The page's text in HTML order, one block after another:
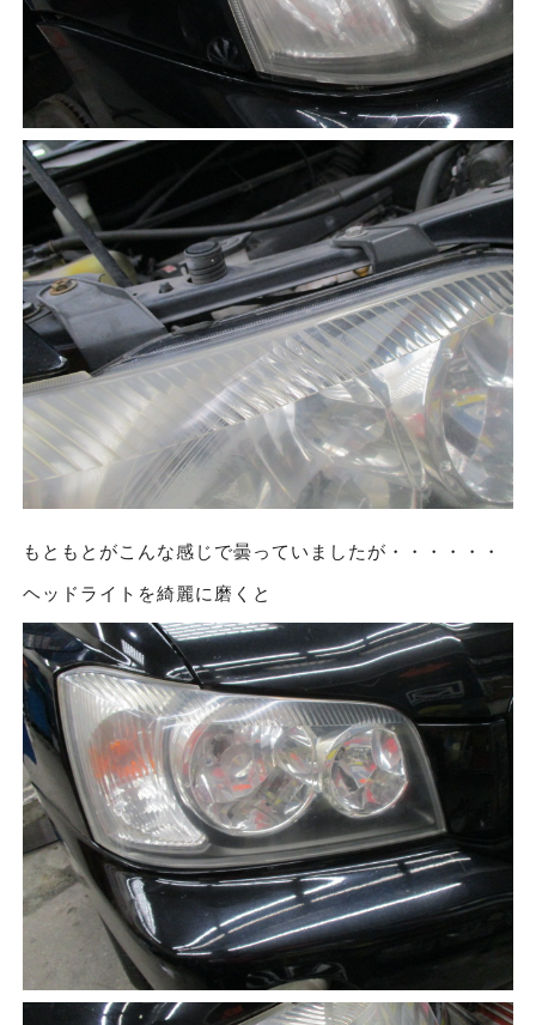
もともとがこんな感じで曇っていましたが・・・・・・
ヘッドライトを綺麗に磨くと